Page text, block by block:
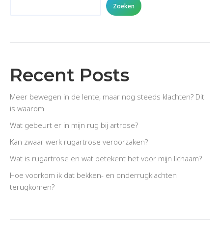
Zoeken
Recent Posts
Meer bewegen in de lente, maar nog steeds klachten? Dit
is waarom
Wat gebeurt er in mijn rug bij artrose?
Kan zwaar werk rugartrose veroorzaken?
Wat is rugartrose en wat betekent het voor mijn lichaam?
Hoe voorkom ik dat bekken- en onderrugklachten
terugkomen?